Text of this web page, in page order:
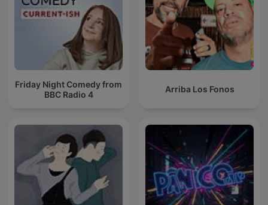
Friday Night Comedy from
BBC Radio 4
Arriba Los Fonos